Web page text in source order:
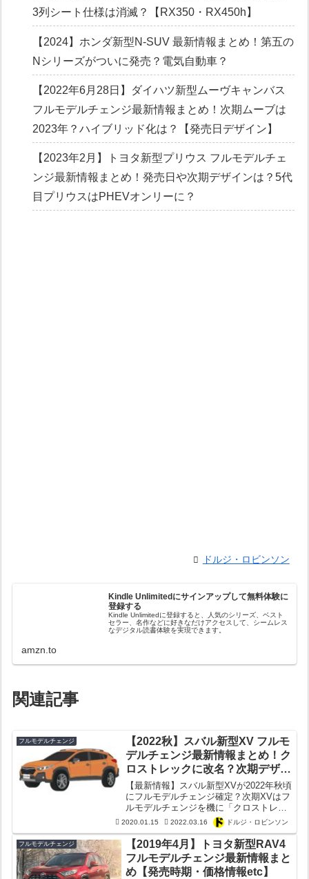
3列シート仕様は消滅？【RX350・RX450h】
【2024】ホンダ新型N-SUV 最新情報まとめ！第五の
Nシリーズがついに発売？電気自動車？
【2022年6月28日】ダイハツ新型ムーヴキャンバス
フルモデルチェンジ最新情報まとめ！次期ムーブは
2023年？ハイブリッド化は？【発売日デザイン】
【2023年2月】トヨタ新型プリウス フルモデルチェ
ンジ最新情報まとめ！発売日や次期デザインは？5代
目プリウスはPHEVオンリーに？
ドルジ・ロビンソン
Kindle Unlimitedにサインアップして無料体験に
登録する
Kindle Unlimitedに登録すると、人気のシリーズ、ベスト
セラー、名作などに好きなだけアクセスして、シームレス
なデジタル読書体験を実現できます。
amzn.to
関連記事
フルモデルチェンジ
【2022秋】スバル新型XV フルモ
デルチェンジ最新情報まとめ！ク
ロストレックに改名？次期デザイ
ンは？発売日は？
【最新情報】スバル新型XVが2022年秋頃
にフルモデルチェンジ確定？次期XVはフ
ルモデルチェンジを機に「クロストレッ
ク」に改名か？発売日,価格,次期デザイ
ンなど新型XVの最新情報まとめ！
2020.01.15 2022.03.16 ドルジ・ロビンソン
フルモデルチェンジ
【2019年4月】トヨタ新型RAV4
フルモデルチェンジ最新情報まと
め【発売時期・価格情報etc】